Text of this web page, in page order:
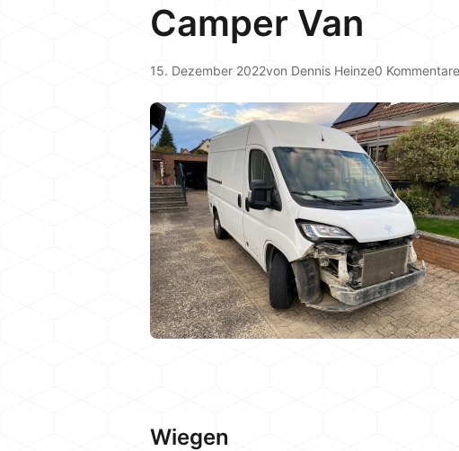
Camper Van
15. Dezember 2022von Dennis Heinze0 Kommentare
Wiegen